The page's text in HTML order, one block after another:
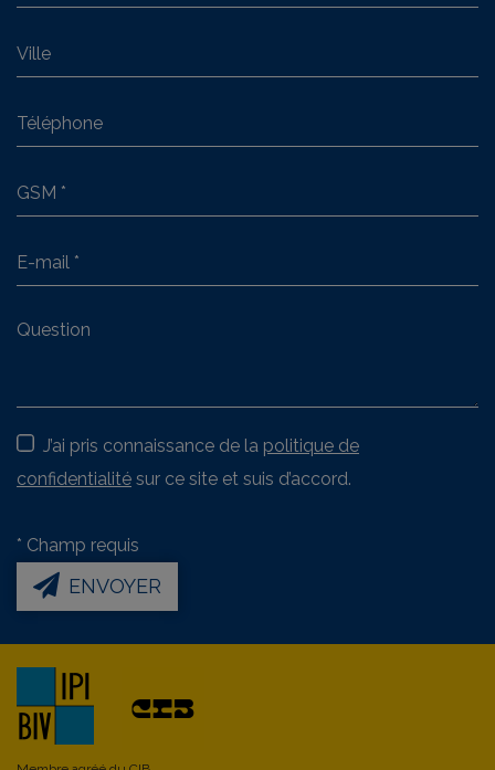
J’ai pris connaissance de la politique de
confidentialité sur ce site et suis d’accord.
* Champ requis
ENVOYER